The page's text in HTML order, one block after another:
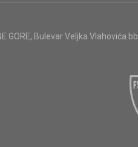
GORE, Bulevar Veljka Vlahovića bb